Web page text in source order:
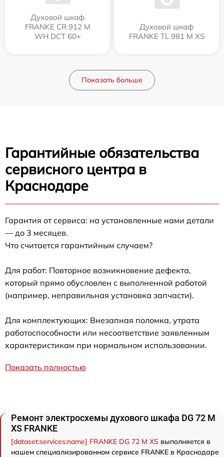
Духовой шкаф
FRANKE CR 912 M
WH DCT 60+
Духовой шкаф
FRANKE TL 981 M XS
Показать больше
Гарантийные обязательства
сервисного центра в
Краснодаре
Гарантия от сервиса: на установленные нами детали
— до 3 месяцев.
Что считается гарантийным случаем?
Для работ: Повторное возникновение дефекта,
который прямо обусловлен с выполненной работой
(например, неправильная установка запчасти).
Для комплектующих: Внезапная поломка, утрата
работоспособности или несоответствие заявленным
характеристикам при нормальном использовании.
Показать полностью
Ремонт электросхемы духового шкафа DG 72 M
XS FRANKE
[dataset:services:name] FRANKE DG 72 M XS выполняется в
нашем специализированном сервисе FRANKE в Краснодаре